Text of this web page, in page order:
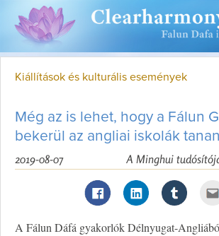
Kiállítások és kulturális események
Még az is lehet, hogy a Fálun
bekerül az angliai iskolák
A Minghui
2019-08-07
A Fálun Dáfá gyakorlók Délnyugat-